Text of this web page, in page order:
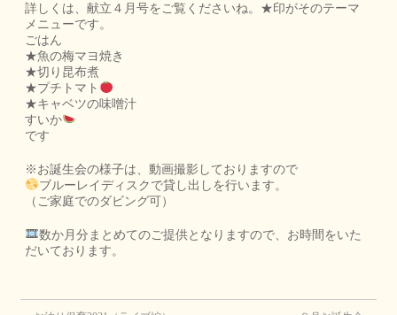
詳しくは、献立４月号をご覧くださいね。★印がそのテーマ
メニューです。
ごはん
★魚の梅マヨ焼き
★切り昆布煮
★プチトマト
★キャベツの味噌汁
すいか
です
※お誕生会の様子は、動画撮影しておりますので
ブルーレイディスクで貸し出しを行います。
（ご家庭でのダビング可）
数か月分まとめてのご提供となりますので、お時間をいた
だいております。